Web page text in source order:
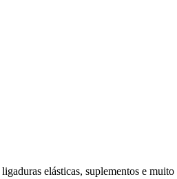
elásticas, suplementos e muito